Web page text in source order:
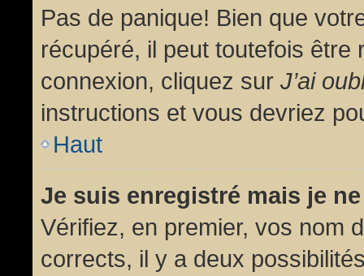
Pas de panique! Bien que
récupéré, il peut toutefois être
connexion, cliquez sur J’ai
instructions et vous devriez
Haut
Je suis enregistré mais je
Vérifiez, en premier, vos nom
corrects, il y a deux